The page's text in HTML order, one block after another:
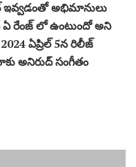
ఇవ్వడంతో అభిమానులు
ఏ రేంజ్ లో ఉంటుందో అని
ఏప్రిల్ 5న రిలీజ్
అనిరుద్ సంగీతం